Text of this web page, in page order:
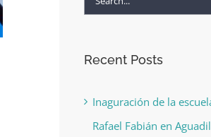
Recent Posts
Inaguración de la
Rafael Fabián en